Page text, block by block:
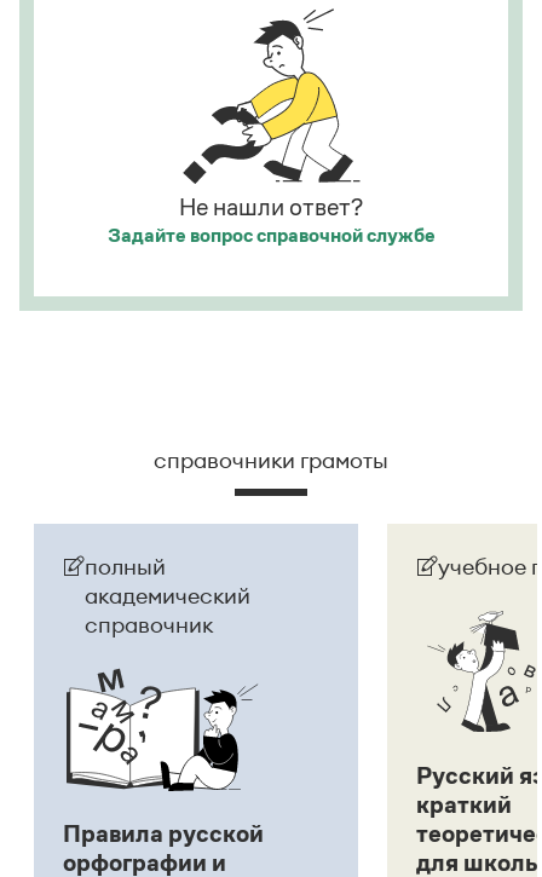
значение уподобления и к тому же может быть
развернут в придаточное предложение:
посмотрела на него, как[смотрят
Не нашли ответ?
Задайте вопроссправочной службе
справочники грамоты
полный
академический
справочник
Правила русской
орфографии и
учебное
Русский
краткий
для